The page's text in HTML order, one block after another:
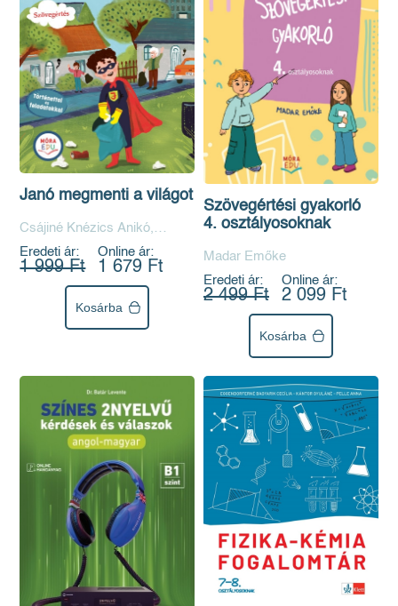
Janó megmenti a világot
Csájiné Knézics Anikó,
Kertész Edina
Eredeti ár:
1 999 Ft
Online ár:
1 679 Ft
Kosárba
Szövegértési gyakorló
4. osztályosoknak
Madar Emőke
Eredeti ár:
2 499 Ft
Online ár:
2 099 Ft
Kosárba